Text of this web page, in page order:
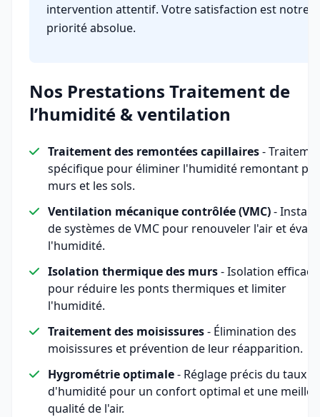
intervention attentif. Votre satisfaction est notre
priorité absolue.
Nos Prestations Traitement de
l’humidité & ventilation
Traitement des remontées capillaires-
spécifique pour éliminer l'humidité remontant
murs et les sols.
Ventilation mécanique contrôlée (VMC)-
de systèmes de VMC pour renouveler l'air et
l'humidité.
Isolation thermique des murs- Isolation efficace
pour réduire les ponts thermiques et limiter
l'humidité.
Traitement des moisissures- Élimination des
moisissures et prévention de leur réapparition.
Hygrométrie optimale- Réglage précis du taux
d'humidité pour un confort optimal et une
qualité de l'air.